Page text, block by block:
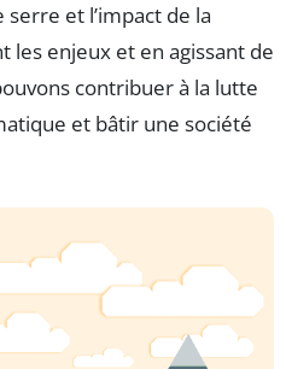
serre et l’impact de la
les enjeux et en agissant de
contribuer à la lutte
et bâtir une société